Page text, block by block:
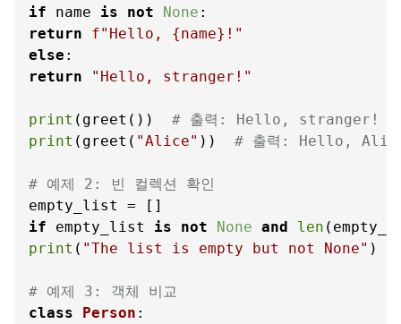
if name is not None
return
f"Hello, {name} !"
else
return
"Hello, stranger!"
print (greet()) # 출력: Hello, stranger!
print (greet( "Alice" )) # 출력: Hello,
# 예제 2: 빈 컬렉션 확인
if empty_list is not None and len
print ( "The list is empty but not None" )
# 예제 3: 객체 비교
class
Person